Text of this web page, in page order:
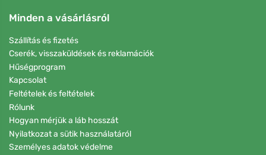
Minden a vásárlásról
Szállítás és fizetés
Cserék, visszaküldések és reklamációk
Hűségprogram
Kapcsolat
Feltételek és feltételek
Rólunk
Hogyan mérjük a láb hosszát
Nyilatkozat a sütik használatáról
Személyes adatok védelme